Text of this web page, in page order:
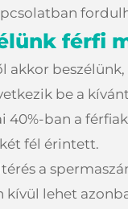
férfi
akkor beszélünk,
be a
40%-ban a
fél érintett.
a
kívül lehet